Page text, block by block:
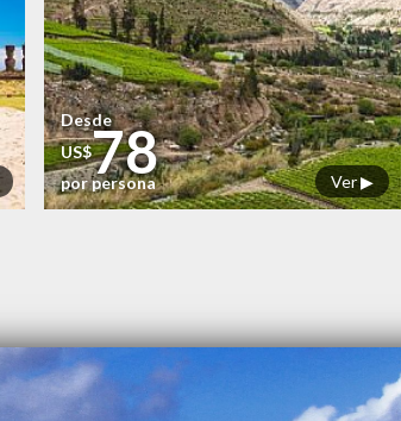
Ver ▶
Desde
US$78
por persona